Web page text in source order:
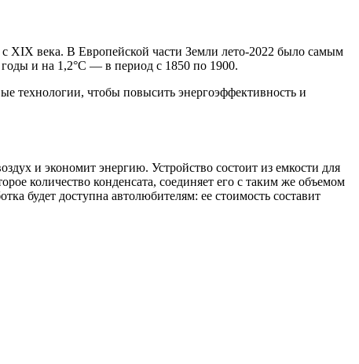
XIX века. В Европейской части Земли лето-2022 было самым
и на 1,2°C — в период с 1850 по 1900.
технологии, чтобы повысить энергоэффективность и
и экономит энергию. Устройство состоит из емкости для
количество конденсата, соединяет его с таким же объемом
будет доступна автолюбителям: ее стоимость составит